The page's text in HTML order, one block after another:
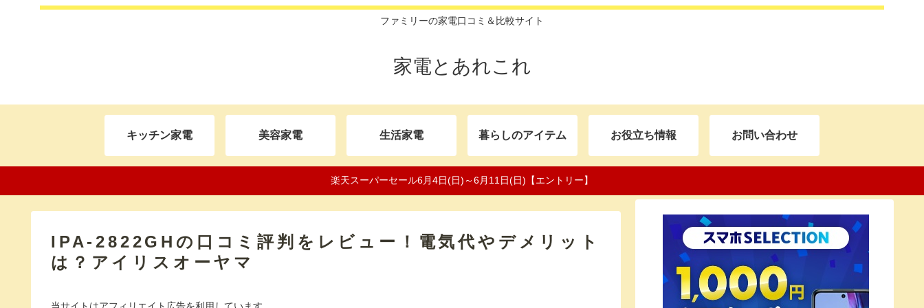
ファミリーの家電口コミ＆比較サイト
家電とあれこれ
キッチン家電 美容家電 生活家電 暮らしのアイテム お役立ち情報 お問い合わせ
楽天スーパーセール6月4日(日)～6月11日(日)【エントリー】
IPA-2822GHの口コミ評判をレビュー！電気代やデメリット
は？アイリスオーヤマ